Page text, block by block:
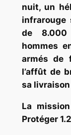
nuit, un
infrarouge
de 8.000
hommes
armés de
l’affût de
sa livraison
La
Protéger